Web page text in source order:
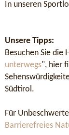
In unseren
Unsere Tipps:
Besuchen Sie die
unterwegs", hier
Südtirol.
Für
Barrierefreies